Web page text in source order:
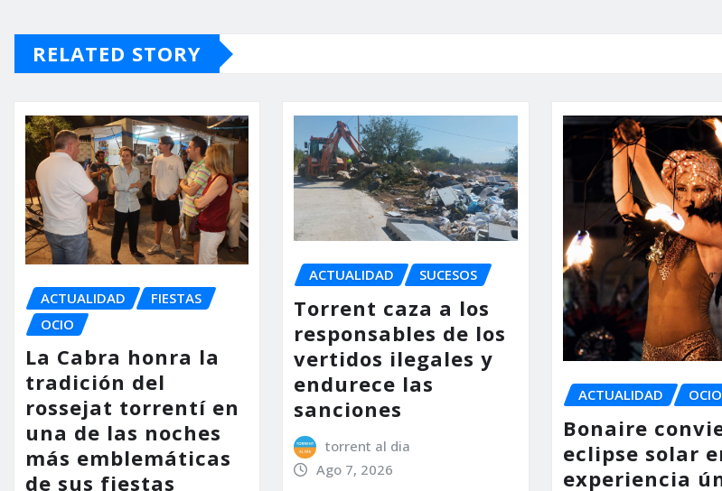
RELATED STORY
ACTUALIDAD
FIESTAS
OCIO
La Cabra honra la
tradición del
rossejat torrentí en
una de las noches
más emblemáticas
de sus fiestas
ACTUALIDAD SUCESOS
Torrent caza a los
responsables de los
vertidos ilegales y
endurece las
sanciones
torrent al dia
Ago 7, 2026
ACTUALIDAD OCIO
Bonaire
eclipse solar
experiencia